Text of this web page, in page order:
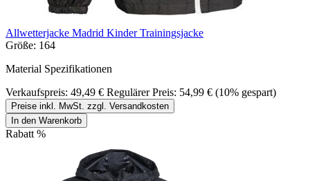
Allwetterjacke Madrid Kinder Trainingsjacke
Größe: 164
Material Spezifikationen
Verkaufspreis: 49,49 € Regulärer Preis: 54,99 € (10% gespart)
Preise inkl. MwSt. zzgl. Versandkosten
In den Warenkorb
Rabatt %